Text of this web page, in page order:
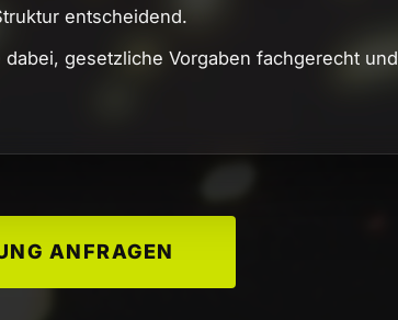
entscheidend.
gesetzliche Vorgaben fachgerecht und
ANFRAGEN